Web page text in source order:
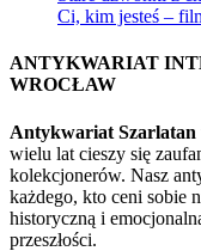
Ci, kim jesteś –
ANTYKWARIAT
WROCŁAW
Antykwariat Szarlatan
wielu lat cieszy się
kolekcjonerów. Nasz
każdego, kto ceni sobie
historyczną i
przeszłości.